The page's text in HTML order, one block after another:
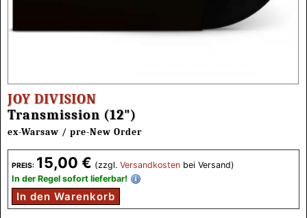
PREIS: 15,00 € (zzgl. Versandkosten bei Versand)
In der Regel sofort lieferbar!
In den Warenkorb
JOY DIVISION
Transmission (12")
ex-Warsaw / pre-New Order